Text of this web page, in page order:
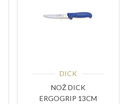
DICK
NOŽ DICK
ERGOGRIP 13CM